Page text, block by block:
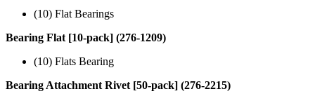
(10) Flat Bearings
Bearing Flat [10-pack] (276-1209)
(10) Flats Bearing
Bearing Attachment Rivet [50-pack] (276-2215)